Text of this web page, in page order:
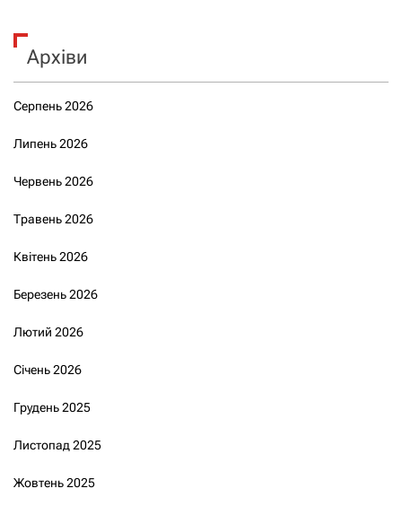
Архіви
Серпень 2026
Липень 2026
Червень 2026
Травень 2026
Квітень 2026
Березень 2026
Лютий 2026
Січень 2026
Грудень 2025
Листопад 2025
Жовтень 2025